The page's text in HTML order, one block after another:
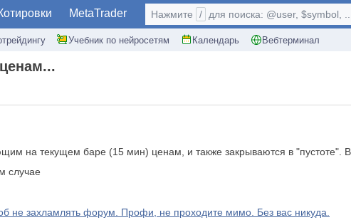
MetaTrader
Учебник по нейросетям Календарь Вебтерминал
Нажмите / для поиска: @user, $symbol, ...
на текущем баре (15 мин) ценам, и также закрываются в "пустоте".
случае
захламлять форум. Профи, не проходите мимо. Без вас никуда.